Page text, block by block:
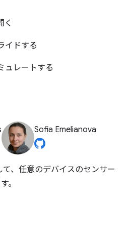
く
イドする
ュレートする
Sofia Emelianova
、任意のデバイスのセンサー
。